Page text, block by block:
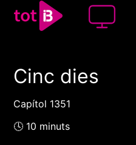
00:00 00:00
Cinc dies
Capítol 1351
🕓 10 minuts